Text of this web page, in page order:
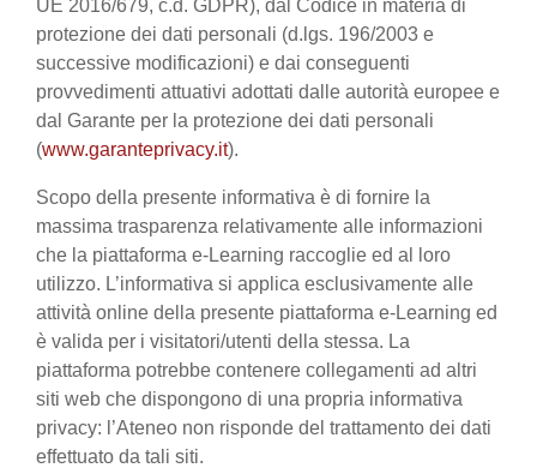
UE 2016/679, c.d. GDPR), dal Codice in materia di
protezione dei dati personali (d.lgs. 196/2003 e
successive modificazioni) e dai conseguenti
provvedimenti attuativi adottati dalle autorità europee e
dal Garante per la protezione dei dati personali
(www.garanteprivacy.it).
Scopo della presente informativa è di fornire la
massima trasparenza relativamente alle informazioni
che la piattaforma e-Learning raccoglie ed al loro
utilizzo. L’informativa si applica esclusivamente alle
attività online della presente piattaforma e-Learning ed
è valida per i visitatori/utenti della stessa. La
piattaforma potrebbe contenere collegamenti ad altri
siti web che dispongono di una propria informativa
privacy: l’Ateneo non risponde del trattamento dei dati
effettuato da tali siti.